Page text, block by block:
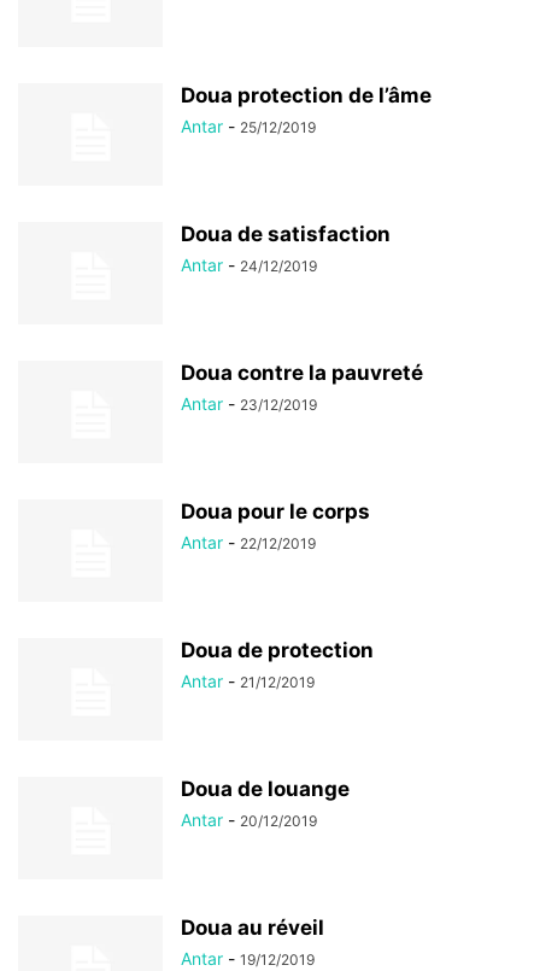
Doua protection de l’âme
Antar - 25/12/2019
Doua de satisfaction
Antar - 24/12/2019
Doua contre la pauvreté
Antar - 23/12/2019
Doua pour le corps
Antar - 22/12/2019
Doua de protection
Antar - 21/12/2019
Doua de louange
Antar - 20/12/2019
Doua au réveil
Antar - 19/12/2019